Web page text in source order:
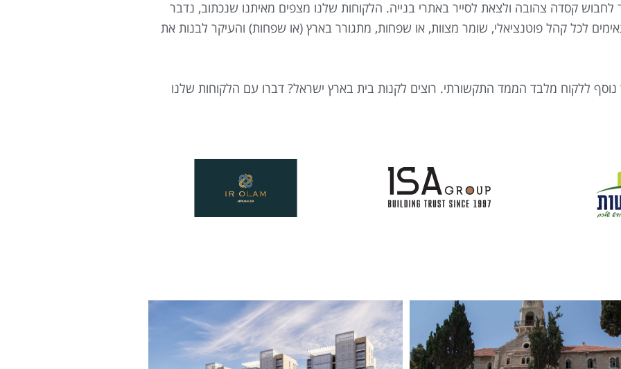
קסדה צהובה ולצאת לסייר באתרי בנייה. הלקוחות שלנו מצפים מאיתנו שנכתוב, נדבר
לכל קהל פוטנציאלי, שומר מצוות, או שפחות, מתגורר בארץ (או שפחות) והעיקר לבנות את
נוסף ללקוח מלבד הממד התקשורתי. רוצים לקנות בית בארץ ישראל? דברו עם הלקוחות שלנו